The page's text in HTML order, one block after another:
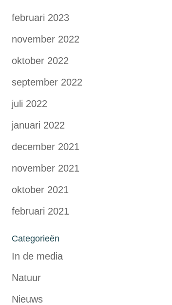
februari 2023
november 2022
oktober 2022
september 2022
juli 2022
januari 2022
december 2021
november 2021
oktober 2021
februari 2021
Categorieën
In de media
Natuur
Nieuws